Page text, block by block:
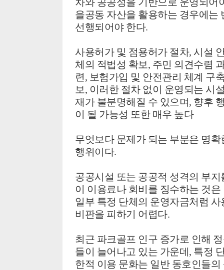
을공동 자산을 활용하는 경우에는
선행되어야 한다.
사용허가 및 점용허가 절차, 시설
체의 적법성 확보, 주민 의견수렴
련, 보험가입 및 안전관리 체계 구
보, 이러한 절차 없이 운영되는 시
재가 불분명해질 수 있으며, 향후
이 될 가능성 또한 매우 높다
무엇보다 문제가 되는 부분은 명
행위이다.
공공시설 또는 공공적 성격의 부
이 이용료나 회비를 징수하는 것
일부 특정 단체의 운영자금처럼
비판을 피하기 어렵다.
최근 파크골프 인구 증가로 인해
들이 늘어나고 있는 가운데, 특정
한적 이용 문화는 일반 동호인들